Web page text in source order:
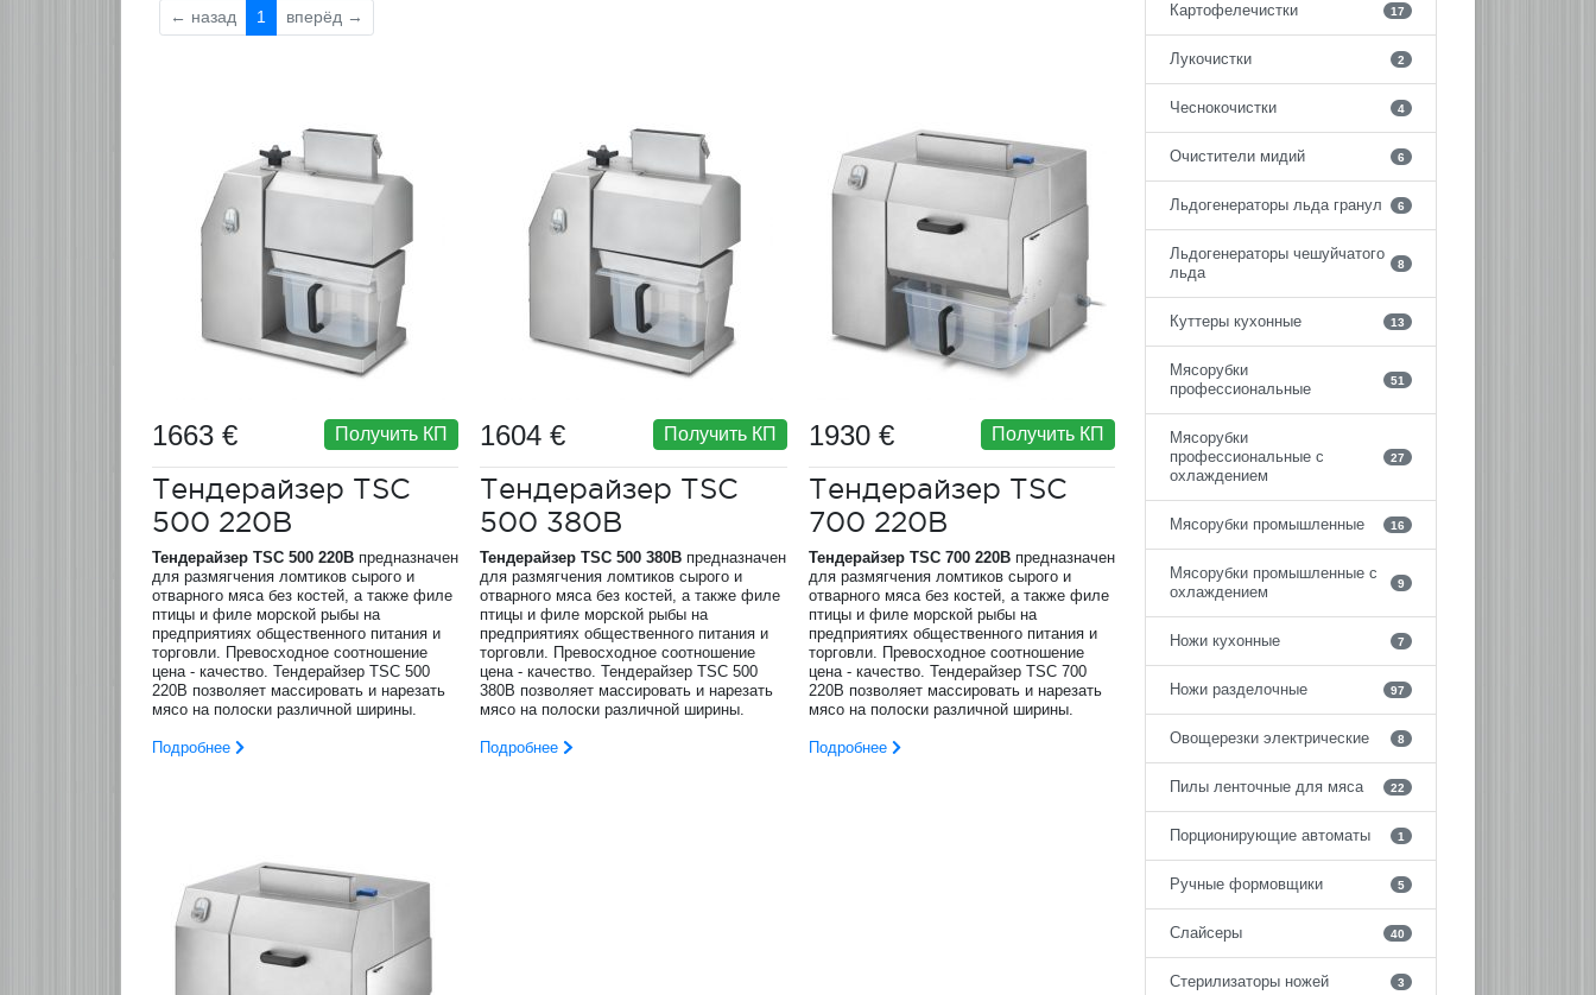
← назад 1 вперёд →
1663 € Получить КП
Тендерайзер TSC
500 220В
Тендерайзер TSC 500 220В предназначен
для размягчения ломтиков сырого и
отварного мяса без костей, а также филе
птицы и филе морской рыбы на
предприятиях общественного питания и
торговли. Превосходное соотношение
цена - качество. Тендерайзер TSC 500
220В позволяет массировать и нарезать
мясо на полоски различной ширины.
Подробнее
1604 € Получить КП
Тендерайзер TSC
500 380В
Тендерайзер TSC 500 380В предназначен
для размягчения ломтиков сырого и
отварного мяса без костей, а также филе
птицы и филе морской рыбы на
предприятиях общественного питания и
торговли. Превосходное соотношение
цена - качество. Тендерайзер TSC 500
380В позволяет массировать и нарезать
мясо на полоски различной ширины.
Подробнее
1930 € Получить КП
Тендерайзер TSC
700 220В
Тендерайзер TSC 700 220Впредназначен
для размягчения ломтиков сырого и
отварного мяса без костей, а также филе
птицы и филе морской рыбы на
предприятиях общественного питания и
торговли. Превосходное соотношение
цена - качество. Тендерайзер TSC 700
220В позволяет массировать и нарезать
мясо на полоски различной ширины.
Подробнее
Картофелечистки 17
Лукочистки 2
Чеснокочистки 4
Очистители мидий 6
Льдогенераторы льда гранул 6
Льдогенераторы чешуйчатого
льда
8
Куттеры кухонные 13
Мясорубки
профессиональные
51
Мясорубки
профессиональные с
охлаждением
27
Мясорубки промышленные 16
Мясорубки промышленные с
охлаждением
9
Ножи кухонные 7
Ножи разделочные 97
Овощерезки электрические 8
Пилы ленточные для мяса 22
Порционирующие автоматы 1
Ручные формовщики 5
Слайсеры 40
Стерилизаторы ножей 3